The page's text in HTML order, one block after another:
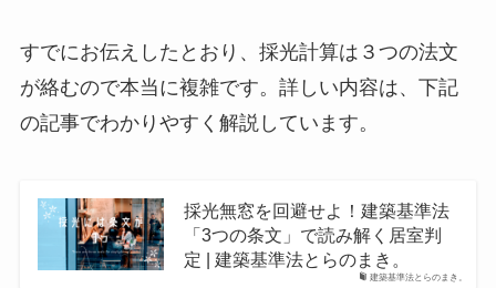
すでにお伝えしたとおり、採光計算は３つの法文
が絡むので本当に複雑です。詳しい内容は、下記
の記事でわかりやすく解説しています。
建築基準法とらのまき。
採光無窓を回避せよ！建築基準法
「3つの条文」で読み解く居室判
定 | 建築基準法とらのまき。